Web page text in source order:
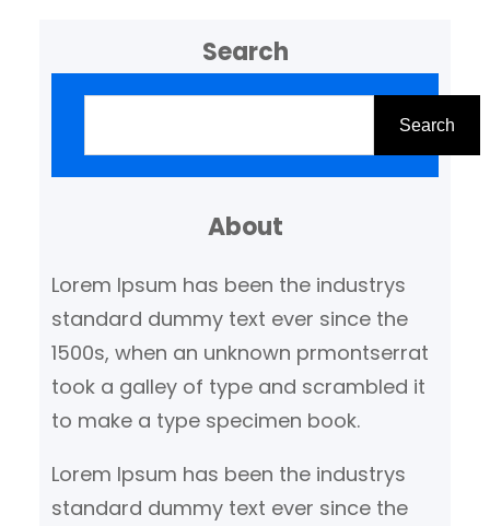
Search
Search
About
Lorem Ipsum has been the industrys
standard dummy text ever since the
1500s, when an unknown prmontserrat
took a galley of type and scrambled it
to make a type specimen book.
Lorem Ipsum has been the industrys
standard dummy text ever since the